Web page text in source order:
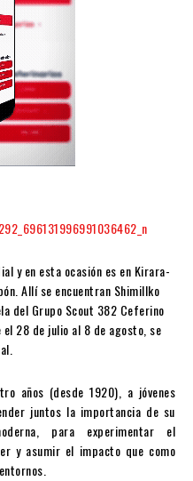
y en esta ocasión es en Kirara-
Allí se encuentran Shimillko
del Grupo Scout 382 Ceferino
el 28 de julio al 8 de agosto, se
años (desde 1920), a jóvenes
juntos la importancia de su
para experimentar el
y asumir el impacto que como